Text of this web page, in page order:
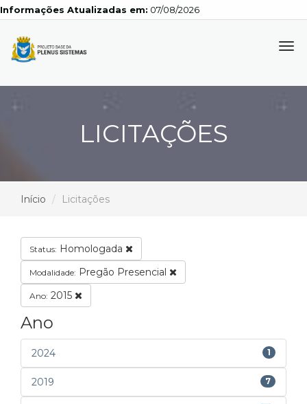
Atualizadas em: 07/08/2026
LICITAÇÕES
Início Licitações
Status: Homologada
Modalidade: Pregão Presencial
Ano: 2015
Ano
2024 1
2019 7